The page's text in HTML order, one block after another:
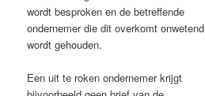
wordt besproken en de betreffende
ondernemer die dit overkomt onwetend
wordt gehouden.
Een uit te roken ondernemer krijgt